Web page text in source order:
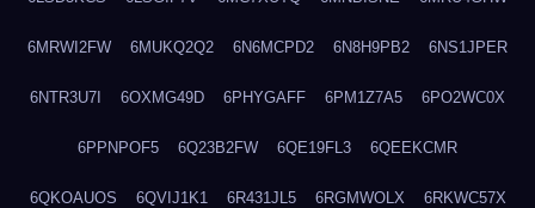
6MRWI2FW 6MUKQ2Q2 6N6MCPD2 6N8H9PB2 6NS1JPER
6NTR3U7I 6OXMG49D 6PHYGAFF 6PM1Z7A5 6PO2WC0X
6PPNPOF5 6Q23B2FW 6QE19FL3 6QEEKCMR
6QKOAUOS 6QVIJ1K1 6R431JL5 6RGMWOLX 6RKWC57X